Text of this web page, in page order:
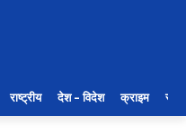
राष्ट्रीय देश – विदेश क्राइम